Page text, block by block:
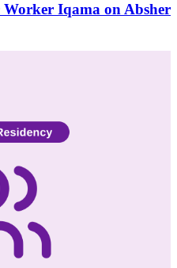
Worker Iqama on Absher